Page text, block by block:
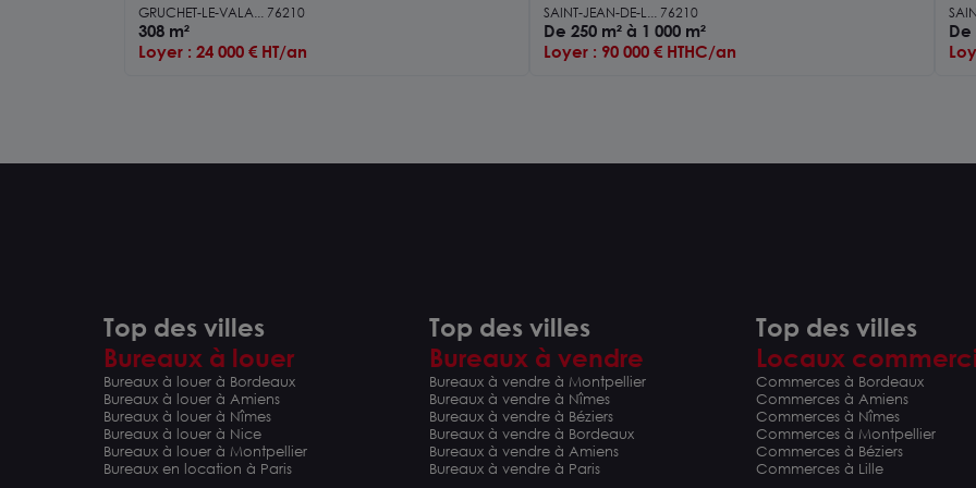
D'ACTIVITÉ DE 308 M2
GRUCHET-LE-VALA... 76210
308 m²
Loyer : 24 000 € HT/an
ENSEMBLE IMMOBILIER NEUF 1 000 m2
SUR ZONE EN DÉVELOPPEMENT
CROISSANT
SAINT-JEAN-DE-L... 76210
De 250 m² à 1 000 m²
Loyer : 90 000 € HTHC/an
De
Top des villes
Bureaux à louer
Bureaux à louer à Bordeaux
Bureaux à louer à Amiens
Bureaux à louer à Nîmes
Bureaux à louer à Nice
Bureaux à louer à Montpellier
Bureaux en location à Paris
Top des villes
Bureaux à vendre
Bureaux à vendre à Montpellier
Bureaux à vendre à Nîmes
Bureaux à vendre à Béziers
Bureaux à vendre à Bordeaux
Bureaux à vendre à Amiens
Bureaux à vendre à Paris
Top des villes
Locaux
Commerces à Bordeaux
Commerces à Amiens
Commerces à Nîmes
Commerces à Montpellier
Commerces à Béziers
Commerces à Lille